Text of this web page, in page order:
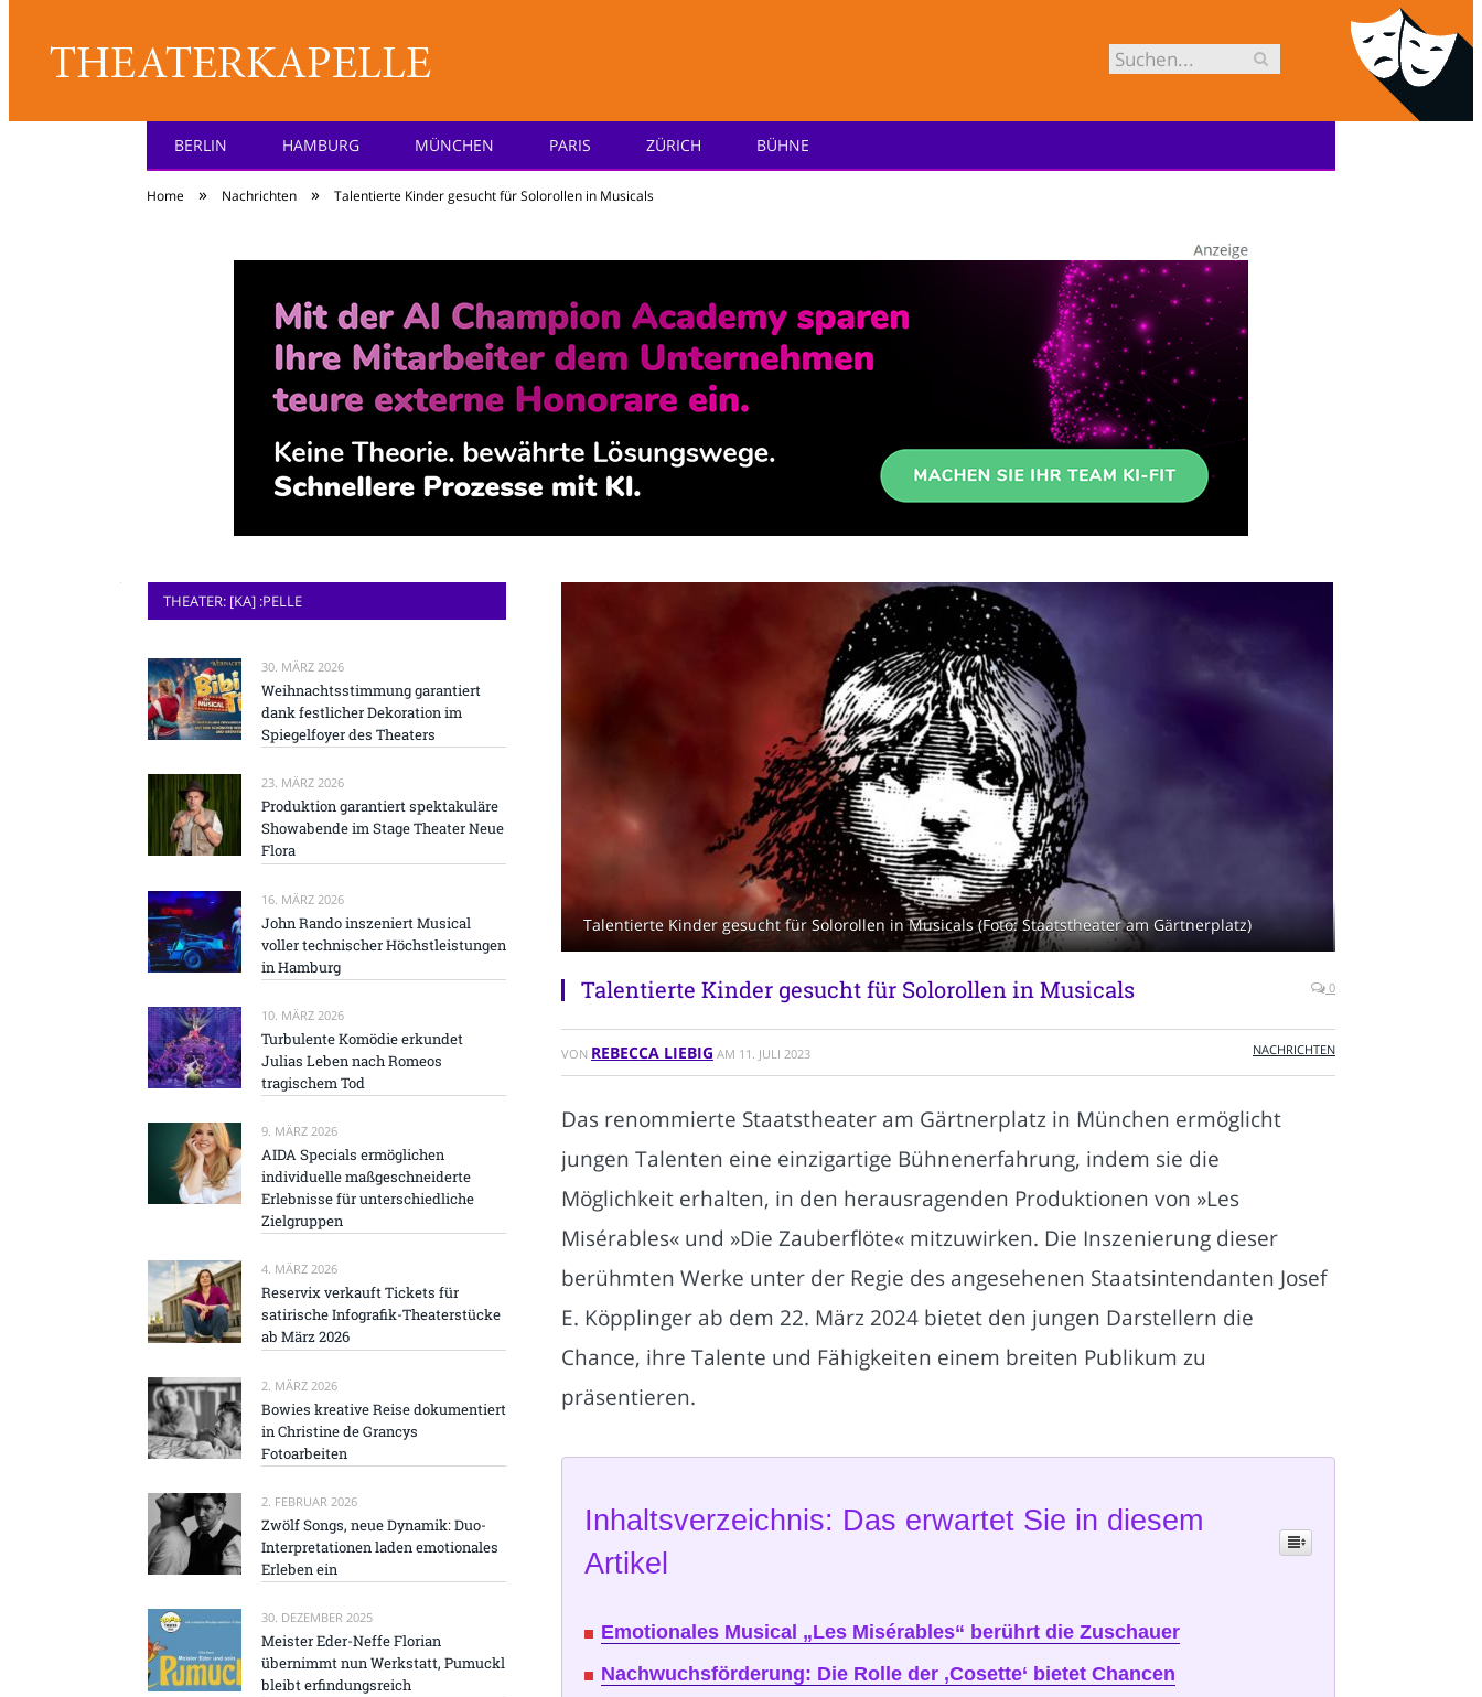
Theater: [KA] :pelle
BERLIN HAMBURG MÜNCHEN PARIS ZÜRICH BÜHNE
Home » Nachrichten » Talentierte Kinder gesucht für Solorollen in Musicals
Talentierte Kinder gesucht für Solorollen in Musicals (Foto: Staatstheater am Gärtnerplatz)
Talentierte Kinder gesucht für Solorollen in Musicals 0
VON REBECCA LIEBIG AM 11. JULI 2023 NACHRICHTEN
Das renommierte Staatstheater am Gärtnerplatz in München ermöglicht
jungen Talenten eine einzigartige Bühnenerfahrung, indem sie die
Möglichkeit erhalten, in den herausragenden Produktionen von »Les
Misérables« und »Die Zauberflöte« mitzuwirken. Die Inszenierung dieser
berühmten Werke unter der Regie des angesehenen Staatsintendanten Josef
E. Köpplinger ab dem 22. März 2024 bietet den jungen Darstellern die
Chance, ihre Talente und Fähigkeiten einem breiten Publikum zu
präsentieren.
Inhaltsverzeichnis: Das erwartet Sie in diesem
Artikel
Emotionales Musical „Les Misérables“ berührt die Zuschauer
Nachwuchsförderung: Die Rolle der ‚Cosette‘ bietet Chancen
THEATER: [KA] :PELLE
30. MÄRZ 2026
Weihnachtsstimmung garantiert
dank festlicher Dekoration im
Spiegelfoyer des Theaters
23. MÄRZ 2026
Produktion garantiert spektakuläre
Showabende im Stage Theater Neue
Flora
16. MÄRZ 2026
John Rando inszeniert Musical
voller technischer Höchstleistungen
in Hamburg
10. MÄRZ 2026
Turbulente Komödie erkundet
Julias Leben nach Romeos
tragischem Tod
9. MÄRZ 2026
AIDA Specials ermöglichen
individuelle maßgeschneiderte
Erlebnisse für unterschiedliche
Zielgruppen
4. MÄRZ 2026
Reservix verkauft Tickets für
satirische Infografik-Theaterstücke
ab März 2026
2. MÄRZ 2026
Bowies kreative Reise dokumentiert
in Christine de Grancys
Fotoarbeiten
2. FEBRUAR 2026
Zwölf Songs, neue Dynamik: Duo-
Interpretationen laden emotionales
Erleben ein
30. DEZEMBER 2025
Meister Eder-Neffe Florian
übernimmt nun Werkstatt, Pumuckl
bleibt erfindungsreich